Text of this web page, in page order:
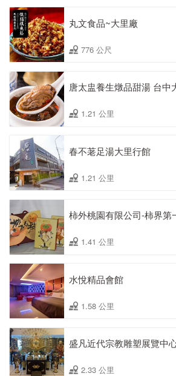
丸文食品~大里廠
776 公尺
唐太盅養生燉品甜湯 台中
1.21 公里
春不荖足湯大里行館
1.21 公里
柿外桃園有限公司-柿界第
1.41 公里
水悅精品會館
1.58 公里
盛凡近代宗教雕塑展覽中
2.33 公里